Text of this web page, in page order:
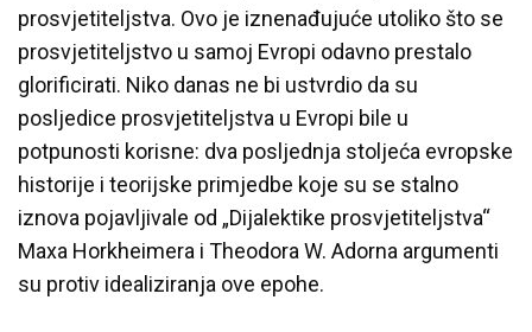
prosvjetiteljstva. Ovo je iznenađujuće utoliko što se
prosvjetiteljstvo u samoj Evropi odavno prestalo
glorificirati. Niko danas ne bi ustvrdio da su
posljedice prosvjetiteljstva u Evropi bile u
potpunosti korisne: dva posljednja stoljeća evropske
historije i teorijske primjedbe koje su se stalno
iznova pojavljivale od „Dijalektike prosvjetiteljstva“
Maxa Horkheimera i Theodora W. Adorna argumenti
su protiv idealiziranja ove epohe.